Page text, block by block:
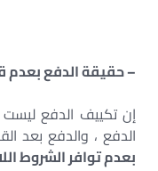
– حقيقة الدفع بعدم
إن تكييف الدفع
الدفع ، والدفع بعد
بعدم توافر الشروط